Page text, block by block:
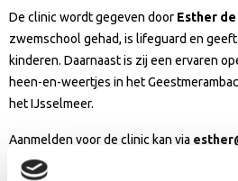
De clinic wordt gegeven door Esther
zwemschool gehad, is lifeguard en
kinderen. Daarnaast is zij een ervaren
heen-en-weertjes in het
het IJsselmeer.
Aanmelden voor de clinic kan via